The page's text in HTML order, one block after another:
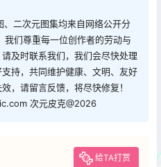
二次元图集均来自网络公开分
们尊重每一位创作者的劳动与
及时联系我们，我们会尽快处理
持，共同维护健康、文明、友好
，请留言反馈，将尽快修复！
次元皮克@2026
给TA打赏